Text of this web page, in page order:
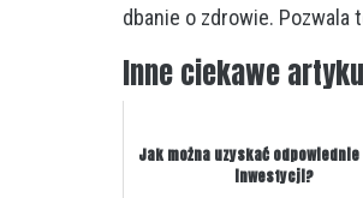
dbanie o zdrowie. Pozwala
Inne ciekawe
Jak można uzyskać
inwestycji?